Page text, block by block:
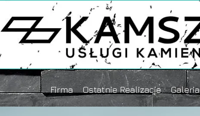
Firma Ostatnie Realizacje Galeria